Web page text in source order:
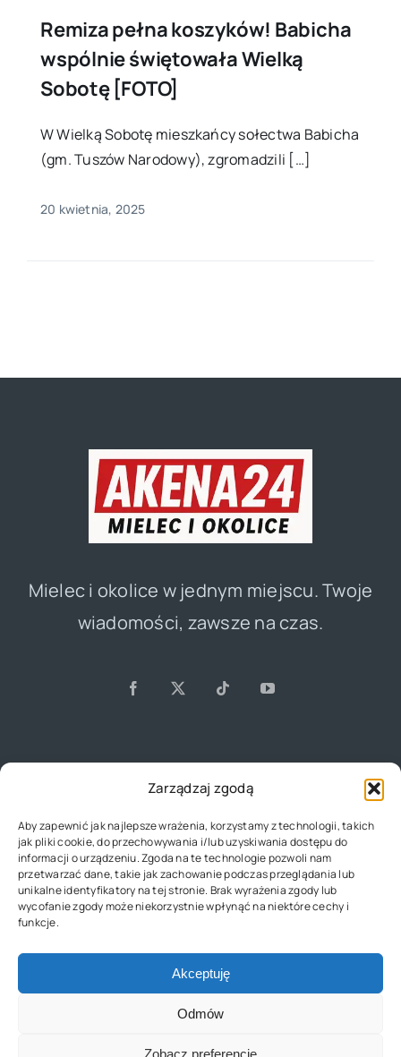
Zarządzaj zgodą
Aby zapewnić jak najlepsze wrażenia, korzystamy z technologii, takich
jak pliki cookie, do przechowywania i/lub uzyskiwania dostępu do
informacji o urządzeniu. Zgoda na te technologie pozwoli nam
przetwarzać dane, takie jak zachowanie podczas przeglądania lub
unikalne identyfikatory na tej stronie. Brak wyrażenia zgody lub
wycofanie zgody może niekorzystnie wpłynąć na niektóre cechy i
funkcje.
Akceptuję
Odmów
Zobacz preferencje
Remiza pełna koszyków! Babicha
wspólnie świętowała Wielką
Sobotę [FOTO]
W Wielką Sobotę mieszkańcy sołectwa Babicha
(gm. Tuszów Narodowy), zgromadzili […]
20 kwietnia, 2025
Mielec i okolice w jednym miejscu. Twoje
wiadomości, zawsze na czas.
O Nas
Kontakt
Polityka Prywatności